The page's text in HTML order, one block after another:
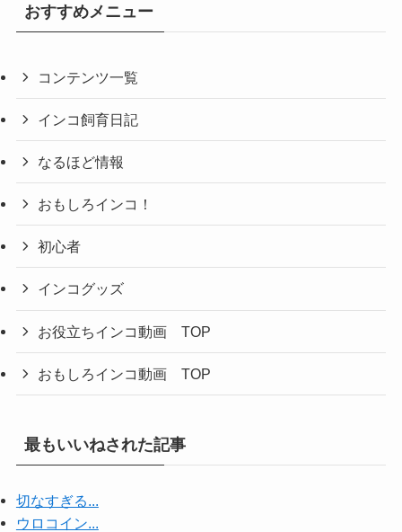
おすすめメニュー
コンテンツ一覧
インコ飼育日記
なるほど情報
おもしろインコ！
初心者
インコグッズ
お役立ちインコ動画 TOP
おもしろインコ動画 TOP
最もいいねされた記事
切なすぎる...
ウロコイン...